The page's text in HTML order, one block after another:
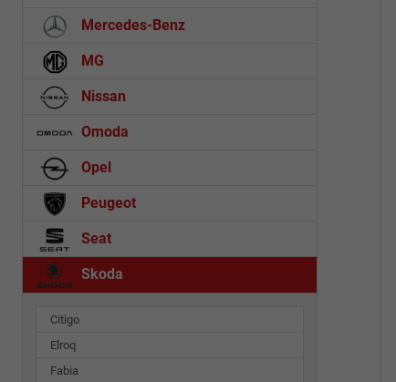
Mercedes-Benz
MG
Nissan
Omoda
Opel
Peugeot
Seat
Skoda
Citigo
Elroq
Fabia